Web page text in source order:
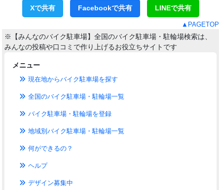
Xで共有 Facebookで共有 LINEで共有
▲PAGETOP
※【みんなのバイク駐車場】全国のバイク駐車場・駐輪場検索は、
みんなの投稿や口コミで作り上げるお役立ちサイトです
メニュー
現在地からバイク駐車場を探す
全国のバイク駐車場・駐輪場一覧
バイク駐車場・駐輪場を登録
地域別バイク駐車場・駐輪場一覧
何ができるの？
ヘルプ
デザイン募集中